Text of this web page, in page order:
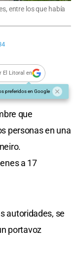
entre los que había
El Litoral en
preferidos en Google
que
personas en una
a 17
autoridades, se
portavoz